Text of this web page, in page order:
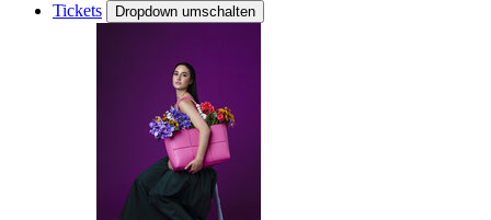
Tickets
Dropdown umschalten